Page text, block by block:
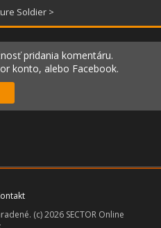
Soldier >
pridania komentáru.
konto, alebo Facebook.
(c) 2026 SECTOR Online